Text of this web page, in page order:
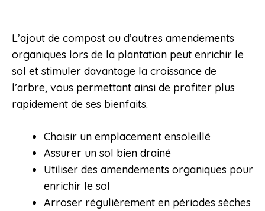
L’ajout de compost ou d’autres amendements
organiques lors de la plantation peut enrichir le
sol et stimuler davantage la croissance de
l’arbre, vous permettant ainsi de profiter plus
rapidement de ses bienfaits.
Choisir un emplacement ensoleillé
Assurer un sol bien drainé
Utiliser des amendements organiques pour
enrichir le sol
Arroser régulièrement en périodes sèches